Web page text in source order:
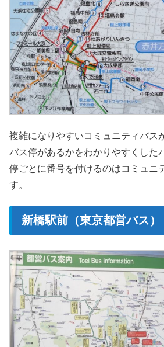
複雑になりやすいコミュニティバス
バス停があるかをわかりやすくした
停ごとに番号を付けるのはコミュニ
す。
新橋駅前（東京都営バス）